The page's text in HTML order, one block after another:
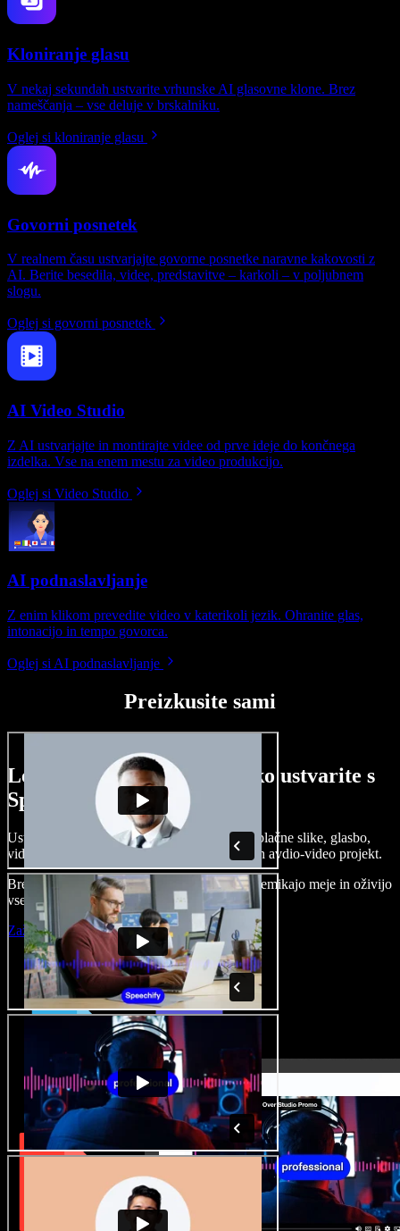
Kloniranje glasu
V nekaj sekundah ustvarite vrhunske AI glasovne klone. Brez
nameščanja – vse deluje v brskalniku.
Oglej si kloniranje glasu
Govorni posnetek
V realnem času ustvarjajte govorne posnetke naravne kakovosti z
AI. Berite besedila, videe, predstavitve – karkoli – v poljubnem
slogu.
Oglej si govorni posnetek
AI Video Studio
Z AI ustvarjajte in montirajte videe od prve ideje do končnega
izdelka. Vse na enem mestu za video produkcijo.
Oglej si Video Studio
AI podnaslavljanje
Z enim klikom prevedite video v katerikoli jezik. Ohranite glas,
intonacijo in tempo govorca.
Oglej si AI podnaslavljanje
Preizkusite sami
Le nekaj primerov, kaj lahko ustvarite s
Speechify Studio.
Ustvarjajte govorne posnetke, dodajajte brezplačne slike, glasbo,
videe, klonirajte svoj glas in pripravite celoten avdio-video projekt.
Brez učenja in kar iz brskalnika ustvarjalci premikajo meje in oživijo
vse ideje.
Zaženi Studio